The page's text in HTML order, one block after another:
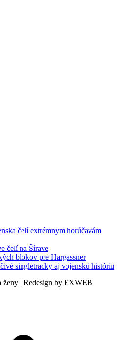
čelí extrémnym horúčavám
čelí na Šírave
blokov pre Hargassner
singletracky aj vojenskú históriu
ženy | Redesign by EXWEB